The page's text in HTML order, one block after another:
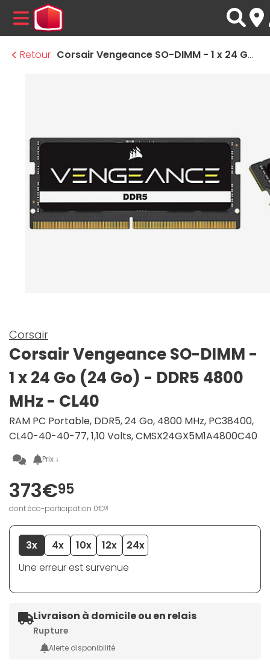
MENU
Retour
Corsair Vengeance SO-DIMM - 1 x 24 Go (24 Go) - DDR5 4800 MHz - CL40
Corsair
Corsair Vengeance SO-DIMM -
1 x 24 Go (24 Go) - DDR5 4800
MHz - CL40
RAM PC Portable, DDR5, 24 Go, 4800 MHz, PC38400,
CL40-40-40-77, 1,10 Volts, CMSX24GX5M1A4800C40
Prix ↓
373€95
dont éco-participation 0€01
3x 4x 10x 12x
24x
Une erreur est survenue
Livraison à domicile ou en relais
Rupture
Alerte disponibilité